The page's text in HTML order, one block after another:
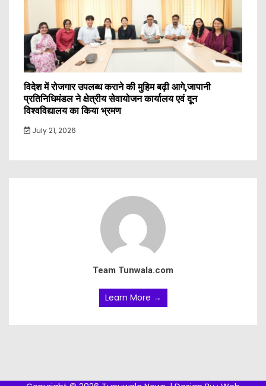
विदेश में रोजगार उपलब्ध कराने की मुहिम बढ़ी आगे,जापानी
प्रतिनिधिमंडल ने क्षेत्रीय सेवायोजन कार्यालय एवं दून
विश्वविद्यालय का किया भ्रमण
July 21, 2026
Team Tunwala.com
Learn More →